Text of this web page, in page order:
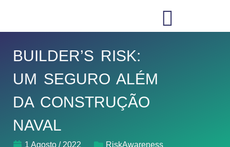
BUILDER’S RISK:
UM SEGURO ALÉM
DA CONSTRUÇÃO
NAVAL
1 Agosto / 2022 RiskAwareness